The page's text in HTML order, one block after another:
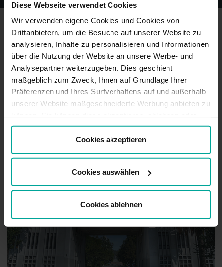
Diese Webseite verwendet Cookies
Wir verwenden eigene Cookies und Cookies von
Drittanbietern, um die Besuche auf unserer Website zu
analysieren, Inhalte zu personalisieren und Informationen
über die Nutzung der Website an unsere Werbe- und
Analysepartner weiterzugeben. Dies geschieht
maßgeblich zum Zweck, Ihnen auf Grundlage Ihrer
Präferenzen und Ihres Surfverhaltens auf und außerhalb
unserer Website maßgeschneiderte Werbung anbieten zu
Ihre Präferenzen auswählen, indem Sie auf die
entsprechende Schaltfläche klicken. Weitere
Informationen finden Sie in der Cookie-Richtlinie.
Cookies akzeptieren
Cookies auswählen
Cookies ablehnen
Hildesheim
Wolfsburg